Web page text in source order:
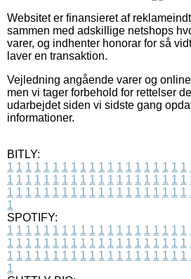
Websitet er finansieret af
sammen med adskillige netshops
varer, og indhenter honorar for så
laver en transaktion.
Vejledning angående varer og
men vi tager forbehold for rettelser
udarbejdet siden vi sidste gang
informationer.
BITLY:
1 1 1 1 1 1 1 1 1 1 1 1 1 1 1 1 1 1 1 1
1 1 1 1 1 1 1 1 1 1 1 1 1 1 1 1 1 1 1 1
1 1 1 1 1 1 1 1 1 1 1 1 1 1 1 1 1 1 1 1
1
SPOTIFY:
1 1 1 1 1 1 1 1 1 1 1 1 1 1 1 1 1 1 1 1
1 1 1 1 1 1 1 1 1 1 1 1 1 1 1 1 1 1 1 1
1 1 1 1 1 1 1 1 1 1 1 1 1 1 1 1 1 1 1 1
1